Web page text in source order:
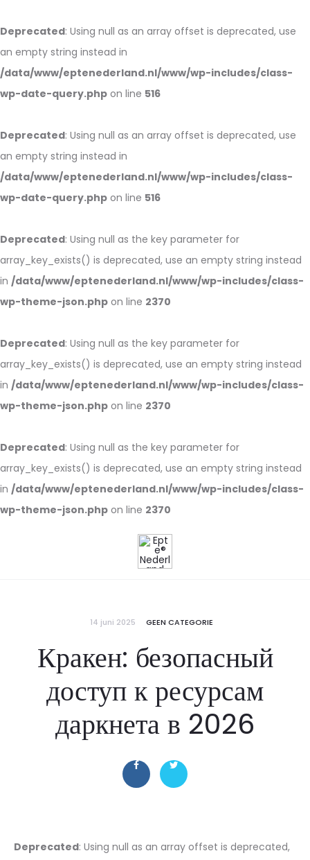
Deprecated: Using null as an array offset is deprecated, use
an empty string instead in
/data/www/eptenederland.nl/www/wp-includes/class-
wp-date-query.php on line 516
Deprecated: Using null as an array offset is deprecated, use
an empty string instead in
/data/www/eptenederland.nl/www/wp-includes/class-
wp-date-query.php on line 516
Deprecated: Using null as the key parameter for
array_key_exists() is deprecated, use an empty string instead
in /data/www/eptenederland.nl/www/wp-includes/class-
wp-theme-json.php on line 2370
Deprecated: Using null as the key parameter for
array_key_exists() is deprecated, use an empty string instead
in /data/www/eptenederland.nl/www/wp-includes/class-
wp-theme-json.php on line 2370
Deprecated: Using null as the key parameter for
array_key_exists() is deprecated, use an empty string instead
in /data/www/eptenederland.nl/www/wp-includes/class-
wp-theme-json.php on line 2370
14 juni 2025 GEEN CATEGORIE
Кракен: безопасный
доступ к ресурсам
даркнета в 2026
Deprecated: Using null as an array offset is deprecated,